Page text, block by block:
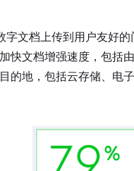
文档上传到用户友好的
文档增强速度，包括由
地，包括云存储、电